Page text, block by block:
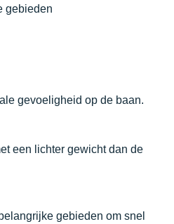
gebieden
gevoeligheid op de baan.
een lichter gewicht dan de
gebieden om snel